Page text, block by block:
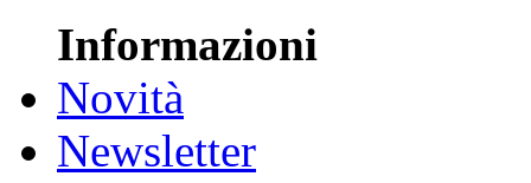
Informazioni
Novità
Newsletter